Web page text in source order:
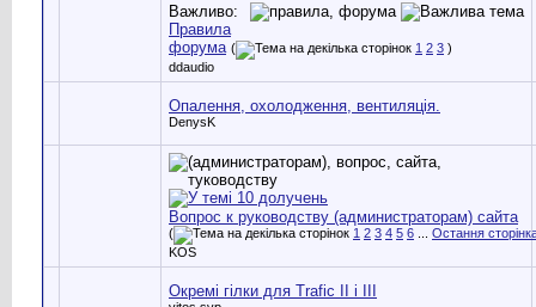
Важливо:
Правила
форума ( 1 2 3 )
ddaudio
Опалення, охолодження, вентиляція.
DenysK
Вопрос к руководству (администраторам) сайта
( 1 2 3 4 5 6
Остання
KOS
Окремі гілки для Trafic II i III